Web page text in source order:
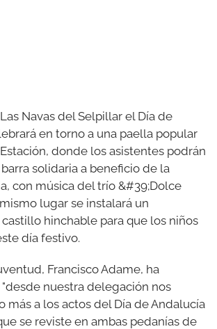
Navas del Selpillar el Día de
en torno a una paella popular
donde los asistentes podrán
solidaria a beneficio de la
con música del trío &#39;Dolce
lugar se instalará un
hinchable para que los niños
día festivo.
Francisco Adame, ha
nuestra delegación nos
más a los actos del Día de Andalucía
se reviste en ambas pedanías de